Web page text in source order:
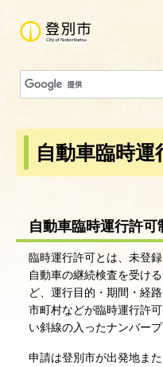
自動車臨時運
自動車臨時運行許可
臨時運行許可とは、未登
自動車の継続検査を受け
ど、運行目的・期間・経
市町村などが臨時運行許
い斜線の入ったナンバー
申請は登別市が出発地ま